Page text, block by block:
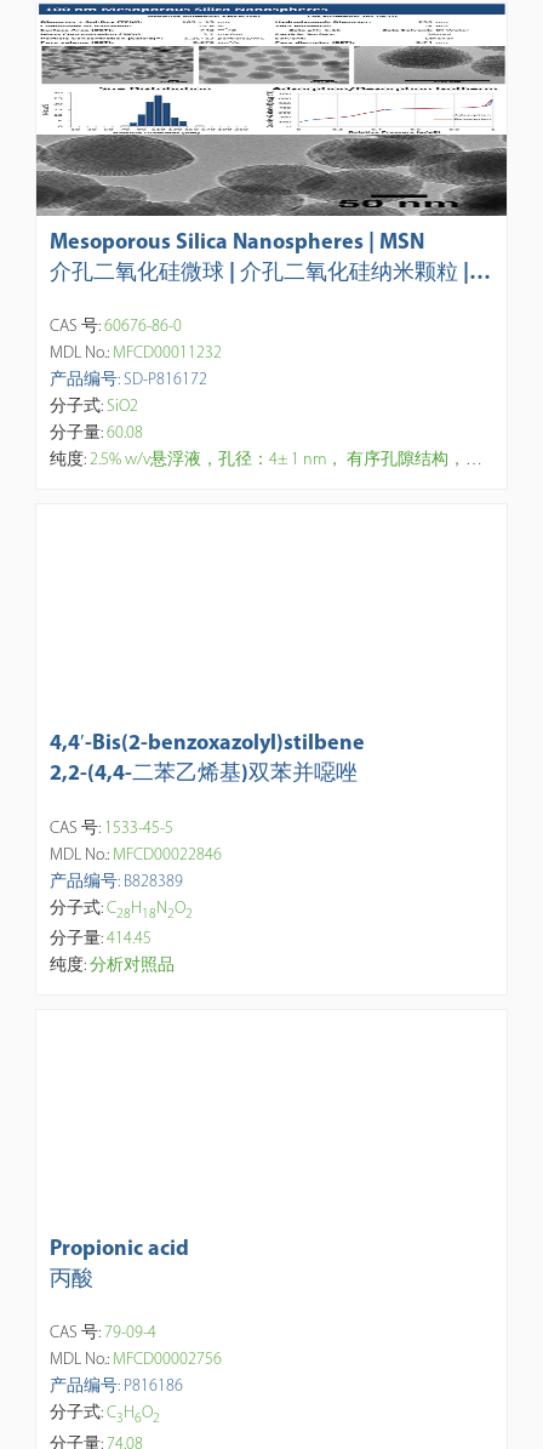
Mesoporous Silica Nanospheres | MSN
介孔二氧化硅微球 | 介孔二氧化硅纳米颗粒 | A
CAS 号:60676-86-0
MDL No.: MFCD00011232
产品编号: SD-P816172
分子式:SiO2
分子量:60.08
纯度:2.5% w/v悬浮液，孔径：4± 1 nm， 有序孔隙结构，孔洞均匀，比表面积：500–1200 米2/克， 表面化学：硅烷醇，含羟基(-OH)官能团，生物相容性和高载药能力与功能化相结合。【研究与应用方向】：纳米医学、靶向活性药物成分 （API）递送载体，药物缓释控释，药代动力学、药效学和功能化复合纳米颗粒研究，生物催化的酶封装、生物分析样品制备、物理吸附剂材料（捕获CO2、H2S、挥发性有机碳 VOCs、甲醛、重金属离子等),分离(如油水分离，废水中的磷酸盐、藻毒素)，色谱层析。
4,4′-Bis(2-benzoxazolyl)stilbene
2,2-(4,4-二苯乙烯基)双苯并噁唑
CAS 号: 1533-45-5
MDL No.: MFCD00022846
产品编号: B828389
分子式:C28 H 18N2O2
分子量:414.45
纯度:分析对照品
Propionic acid
丙酸
CAS 号: 79-09-4
MDL No.: MFCD00002756
产品编号: P816186
分子式:C3H6O2
分子量: 74.08